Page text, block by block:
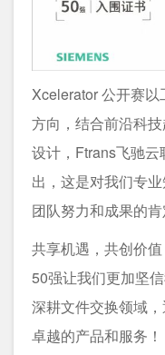
Xcelerator 公开赛
方向，结合前沿科
设计，Ftrans飞驰
出，这是对我们专
团队努力和成果的肯
共享机遇，共创价
50强让我们更加坚
深耕文件交换领域
卓越的产品和服务！